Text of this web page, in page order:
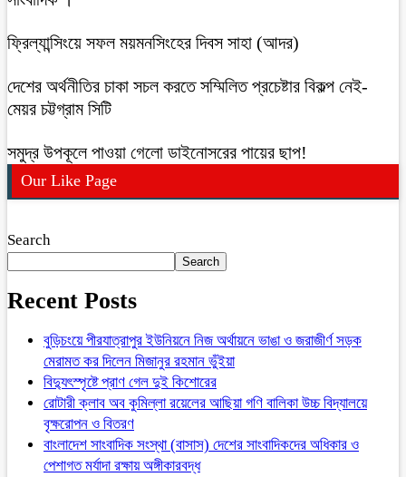
ফ্রিল্যান্সিংয়ে সফল ময়মনসিংহের দিবস সাহা (আদর)
দেশের অর্থনীতির চাকা সচল করতে সম্মিলিত প্রচেষ্টার বিকল্প নেই-
মেয়র চট্টগ্রাম সিটি
সমুদ্র উপকূলে পাওয়া গেলো ডাইনোসরের পায়ের ছাপ!
Our Like Page
Search
Search
Recent Posts
বুড়িচংয়ে পীরযাত্রাপুর ইউনিয়নে নিজ অর্থায়নে ভাঙা ও জরাজীর্ণ সড়ক
মেরামত কর দিলেন মিজানুর রহমান ভুঁইয়া
বিদ্যুৎস্পৃষ্টে প্রাণ গেল দুই কিশোরের
রোটারী ক্লাব অব কুমিল্লা রয়েলের আছিয়া গণি বালিকা উচ্চ বিদ্যালয়ে
বৃক্ষরোপন ও বিতরণ
বাংলাদেশ সাংবাদিক সংস্থা (বাসাস) দেশের সাংবাদিকদের অধিকার ও
পেশাগত মর্যাদা রক্ষায় অঙ্গীকারবদ্ধ